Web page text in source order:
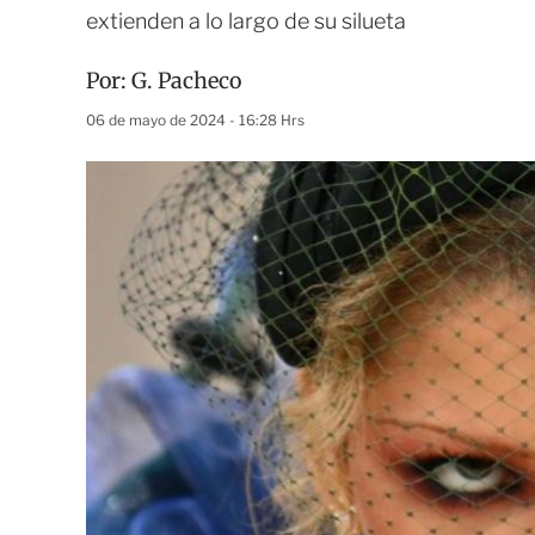
extienden a lo largo de su silueta
Por: G. Pacheco
06 de mayo de 2024 - 16:28 Hrs